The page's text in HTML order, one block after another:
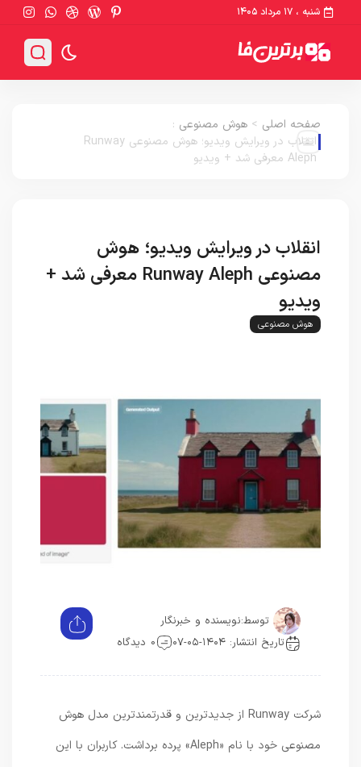
شنبه ، ۱۷ مرداد ۱۴۰۵
صفحه اصلی > هوش مصنوعی :
انقلاب در ویرایش ویدیو؛ هوش مصنوعی Runway
انقلاب در ویرایش ویدیو؛ هوش
مصنوعی Runway Aleph معرفی شد +
ویدیو
هوش مصنوعی
توسط: نویسنده و خبرنگار
تاریخ انتشار: ۱۴۰۴-۰۵-۰۷
0 دیدگاه
شرکت Runway از جدیدترین و قدرتمندترین مدل هوش
مصنوعی خود با نام «Aleph» پرده برداشت. کاربران با این